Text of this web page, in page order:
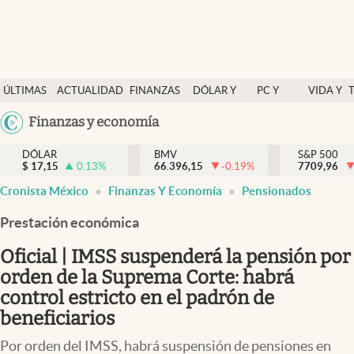
ÚLTIMAS
NOTICIAS
ACTUALIDAD
FINANZAS
DÓLAR Y
PC Y
VIDA Y
México
USA
Finanzas y economía
Actualidad
Finanzas y economía
Dólar y mercados
Pc y celular
Vida y estilo
DÓLAR
$ 17,15 0.13%
BMV
66.396,15
-0.19%
S&P 500
7709,96
Cronista México Finanzas Y Economía Pensionados
Prestación económica
Oficial | IMSS suspenderá la pensión por
orden de la Suprema Corte: habrá
control estricto en el padrón de
beneficiarios
Por orden del IMSS, habrá suspensión de pensiones en